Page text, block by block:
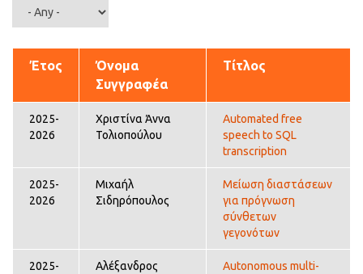
Έτος
Όνομα
Συγγραφέα
Τίτλος
2025-
2026
Χριστίνα Άννα
Τολιοπούλου
Automated free
speech to SQL
transcription
2025-
2026
Μιχαήλ
Σιδηρόπουλος
Μείωση διαστάσεων
για πρόγνωση
σύνθετων
γεγονότων
2025-
Αλέξανδρος
Autonomous multi-